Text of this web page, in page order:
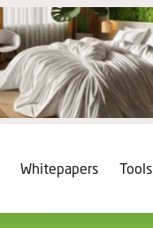
Whitepapers Tools